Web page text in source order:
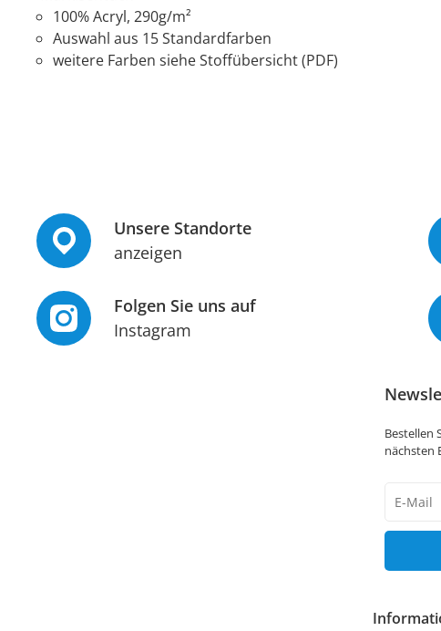
100% Acryl, 290g/m²
Auswahl aus 15 Standardfarben
weitere Farben siehe Stoffübersicht (PDF)
Unsere Standorte
anzeigen
Folgen Sie uns auf
Instagram
Bestellen
nächsten
Honig